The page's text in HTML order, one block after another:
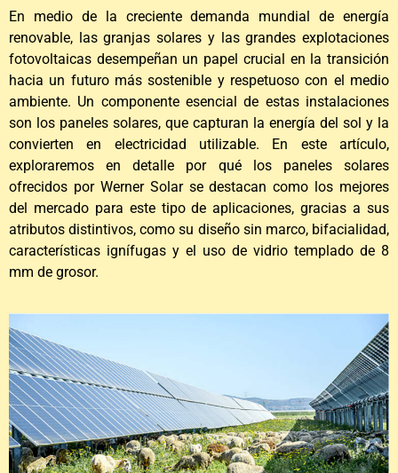
En medio de la creciente demanda mundial de energía
renovable, las granjas solares y las grandes explotaciones
fotovoltaicas desempeñan un papel crucial en la transición
hacia un futuro más sostenible y respetuoso con el medio
ambiente. Un componente esencial de estas instalaciones
son los paneles solares, que capturan la energía del sol y la
convierten en electricidad utilizable. En este artículo,
exploraremos en detalle por qué los paneles solares
ofrecidos por Werner Solar se destacan como los mejores
del mercado para este tipo de aplicaciones, gracias a sus
atributos distintivos, como su diseño sin marco, bifacialidad,
características ignífugas y el uso de vidrio templado de 8
mm de grosor.